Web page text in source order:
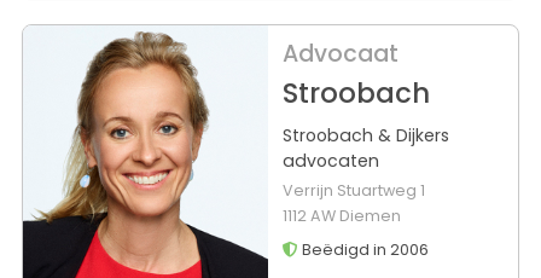
Advocaat
Stroobach
Stroobach & Dijkers
advocaten
Verrijn Stuartweg 1
1112 AW Diemen
Beëdigd in 2006